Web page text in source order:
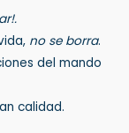
no se borra.
del mando
calidad.